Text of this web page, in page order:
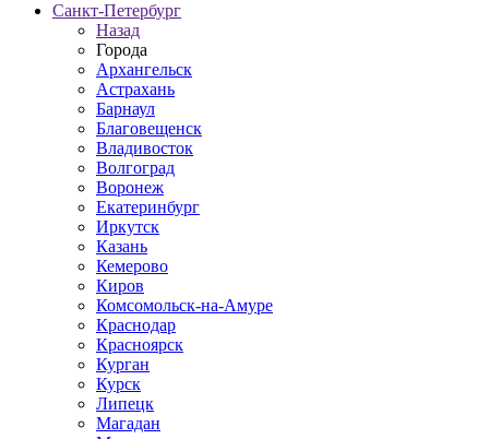
Санкт-Петербург
Назад
Города
Архангельск
Астрахань
Барнаул
Благовещенск
Владивосток
Волгоград
Воронеж
Екатеринбург
Иркутск
Казань
Кемерово
Киров
Комсомольск-на-Амуре
Краснодар
Красноярск
Курган
Курск
Липецк
Магадан